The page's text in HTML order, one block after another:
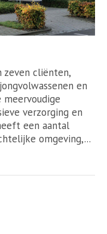
zeven cliënten,
en
verzorging en
een aantal
omgeving,...